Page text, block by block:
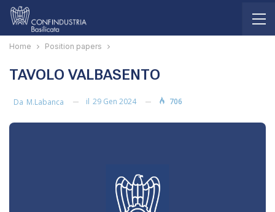
Home Position papers
TAVOLO VALBASENTO
Da M.labanca il 29 Gen 2024 706